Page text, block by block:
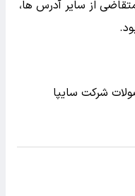
از سایر آدرس ها،